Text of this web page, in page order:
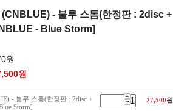
- 블루 스톰(한정판 : 2disc +
- Blue Storm]
원
원
- 블루 스톰(한정판 : 2disc +
Storm]
27,500원